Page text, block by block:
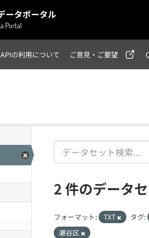
APIの利用について ご意見・ご要望
2 件のデータ
フォーマット: TXT タグ:
瀬谷区